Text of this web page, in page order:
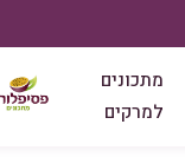
מתכונים
למרקים